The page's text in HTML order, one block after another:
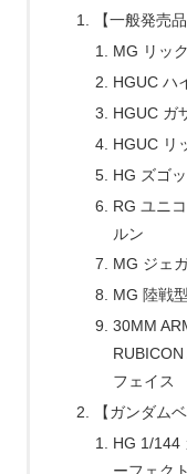
【一般発売品
MG リッ
HGUC ハ
HGUC ガ
HGUC リ
HG ズゴ
RG ユニ
ルン
MG ジェ
MG 陸戦
30MM
フェイス
【ガンダム
HG 1/144